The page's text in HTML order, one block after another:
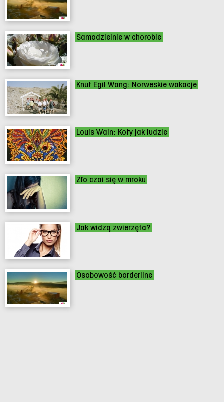
Samodzielnie w chorobie
Knut Egil Wang: Norweskie wakacje
Louis Wain: Koty jak ludzie
Zło czai się w mroku
Jak widzą zwierzęta?
Osobowość borderline